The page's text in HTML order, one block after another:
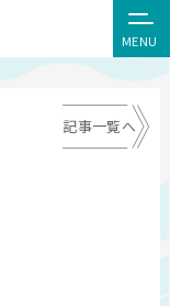
MENU
記事一覧へ